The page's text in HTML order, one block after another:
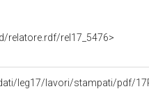
relatore.rdf/rel17_5476>
leg17/lavori/stampati/pdf/